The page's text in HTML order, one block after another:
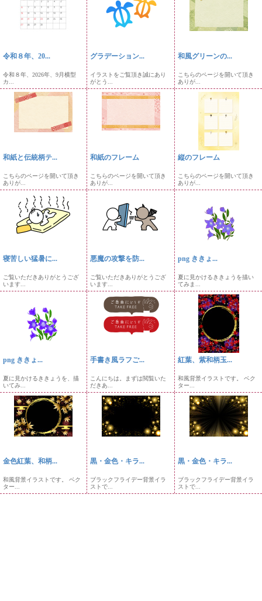
令和８年、20...
令和８年、2026年、9月横型
カ...
グラデーション...
イラストをご覧頂き誠にあり
がとう...
和風グリーンの...
こちらのページを開いて頂き
ありが...
和紙と伝統柄テ...
こちらのページを開いて頂き
ありが...
和紙のフレーム
こちらのページを開いて頂き
ありが...
縦のフレーム
こちらのページを開いて頂き
ありが...
寝苦しい猛暑に...
ご覧いただきありがとうござ
います...
悪魔の攻撃を防...
ご覧いただきありがとうござ
います...
png ききょ...
夏に見かけるききょうを描い
てみま...
png ききょ...
夏に見かけるききょうを、描
いてみ...
手書き風ラフご...
こんにちは。まずは閲覧いた
だきあ...
紅葉、紫和柄玉...
和風背景イラストです。 ベク
ター...
金色紅葉、和柄...
和風背景イラストです。 ベク
ター...
黒・金色・キラ...
ブラックフライデー背景イラ
ストで...
黒・金色・キラ...
ブラックフライデー背景イラ
ストで...